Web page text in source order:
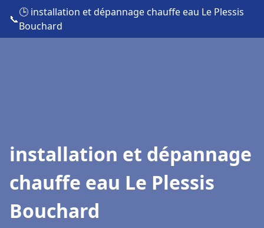
📞
🕒 installation et dépannage chauffe eau Le Plessis
Bouchard
installation et dépannage
chauffe eau Le Plessis
Bouchard